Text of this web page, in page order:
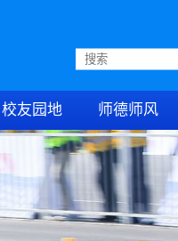
校友园地 师德师风